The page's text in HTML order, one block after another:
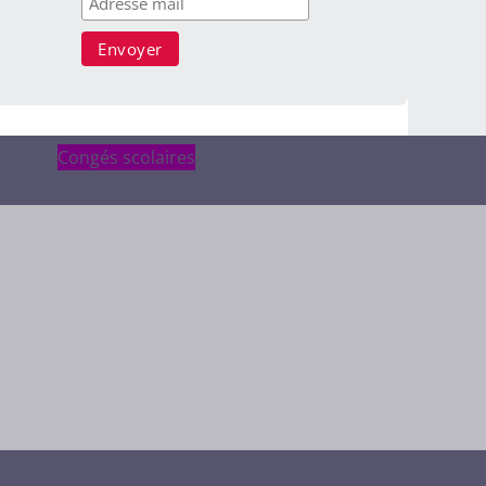
Congés scolaires